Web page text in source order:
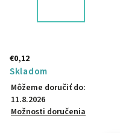
€0,12
Skladom
Môžeme doručiť do:
11.8.2026
Možnosti doručenia